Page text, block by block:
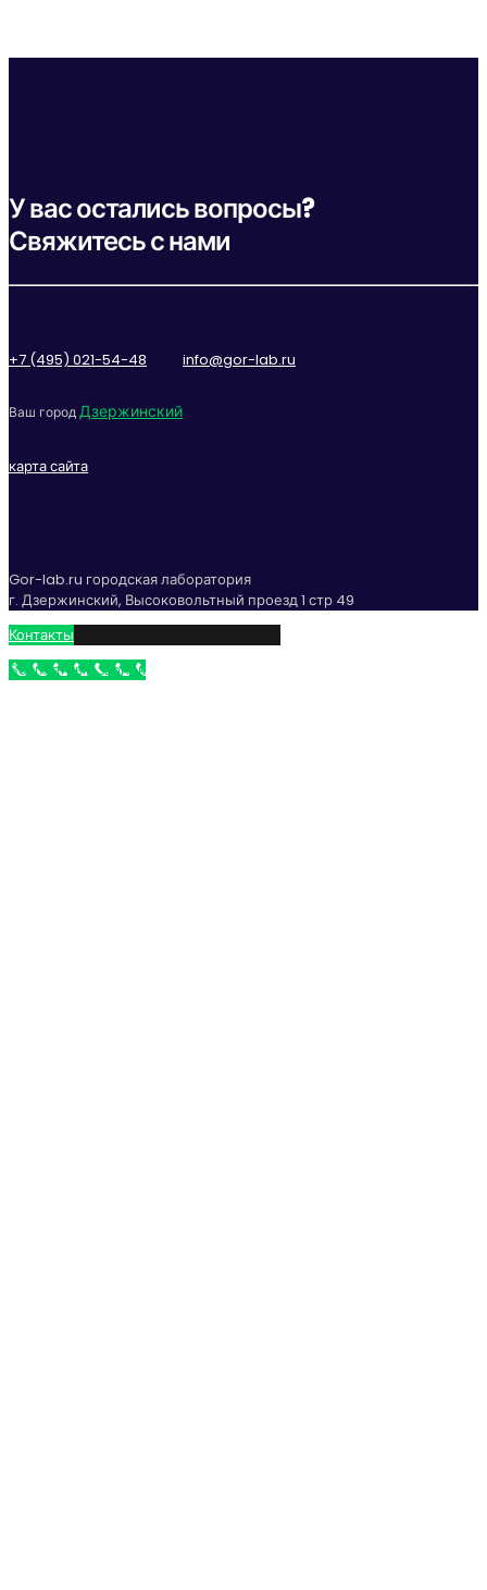
У вас остались вопросы?
Свяжитесь с нами
+7 (495) 021-54-48 info@gor-lab.ru
Ваш городДзержинский
карта сайта
Gor-lab.ru городская лаборатория
г. Дзержинский, Высоковольтный проезд 1 стр 49
Контакты
Бесплатный звонок